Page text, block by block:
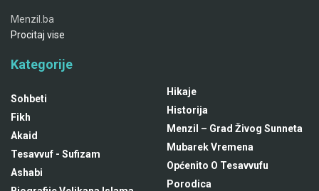
Menzil.ba
Procitaj vise
Kategorije
Sohbeti
Fikh
Akaid
Tesavvuf - Sufizam
Ashabi
Hikaje
Historija
Menzil – Grad Živog Sunneta
Mubarek Vremena
Općenito O Tesavvufu
Porodica